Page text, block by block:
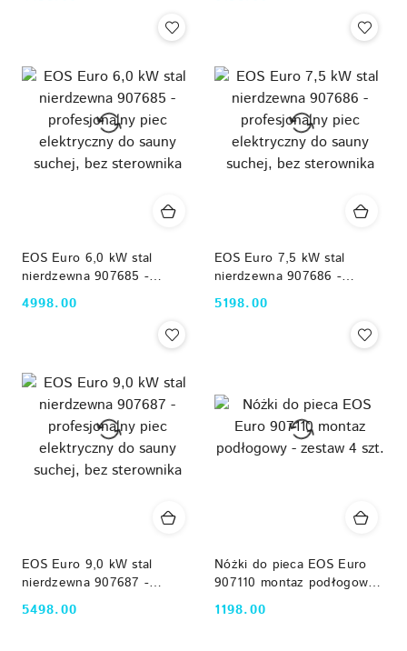
parownikiem, bez
Cena:
elektryczny do sauny
Cena:
EOS Euro 6,0 kW stal
nierdzewna 907685 -
profesjonalny piec
elektryczny do sauny
Cena:
4998.00
EOS Euro 7,5 kW stal
nierdzewna 907686 -
profesjonalny piec
elektryczny do sauny
Cena:
5198.00
EOS Euro 9,0 kW stal
nierdzewna 907687 -
profesjonalny piec
elektryczny do sauny
Cena:
5498.00
Nóżki do pieca EOS Euro
907110 montaz podłogowy -
zestaw 4 szt.
Cena:
1198.00